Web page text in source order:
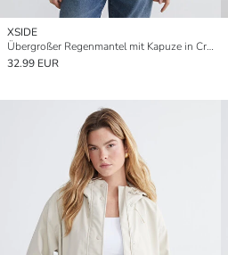
XSIDE
Übergroßer Regenmantel mit Kapuze in Crop-Länge für Damen
32.99 EUR